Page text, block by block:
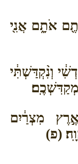
אֹתָ֑ם אֲנִ֖י
וְנִ֨קְדַּשְׁתִּ֔י
מִצְרַ֔יִם
(פ)